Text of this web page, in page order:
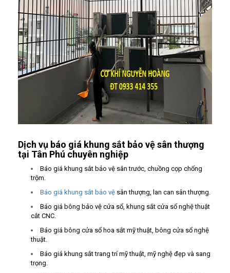
Dịch vụ báo giá khung sắt bảo vệ sân thượng
tại Tân Phú chuyên nghiệp
Báo giá khung sắt bảo vệ sân trước, chuồng cọp chống
trộm.
Báo giá khung sắt bảo vệ sân thượng, lan can sân thượng.
Báo giá bông bảo vệ cửa sổ, khung sắt cửa sổ nghệ thuật
cắt CNC.
Báo giá bông cửa sổ hoa sắt mỹ thuật, bông cửa sổ nghệ
thuật.
Báo giá khung sắt trang trí mỹ thuật, mỹ nghệ đẹp và sang
trọng.